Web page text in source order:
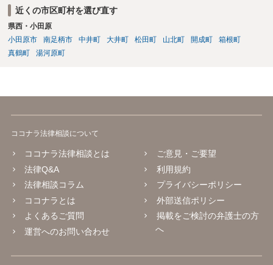
に相談した上で、事案の見通し等を示してもらい、訴訟するかどうか
を早急に決断された方が良いかと存じます。訴訟提起を選択される場
合は、通常、会社が隠蔽のため過去の記録を廃棄すること等を防ぐた
め、弁護士と相談の上、訴え提起前の証拠保全の要否等を検討するこ
近くの市区町村を選び直す
県西・小田原
小田原市
南足柄市 中井町 大井町 松田町 山北町 開成町
箱根町
真鶴町
湯河原町
ココナラ法律相談について
ココナラ法律相談とは
法律Q&A
法律相談コラム
ココナラとは
よくあるご質問
運営へのお問い合わせ
ご意見・ご要望
利用規約
プライバシーポリシー
外部送信ポリシー
掲載をご検討の弁護士の方
へ